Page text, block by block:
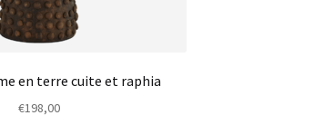
en terre cuite et raphia
€198,00